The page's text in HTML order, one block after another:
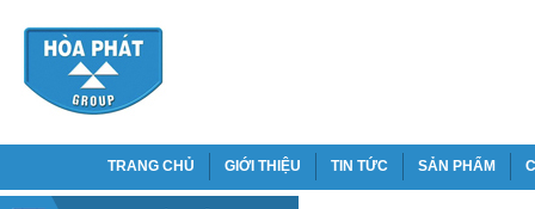
TRANG CHỦ GIỚI THIỆU TIN TỨC SẢN PHẨM